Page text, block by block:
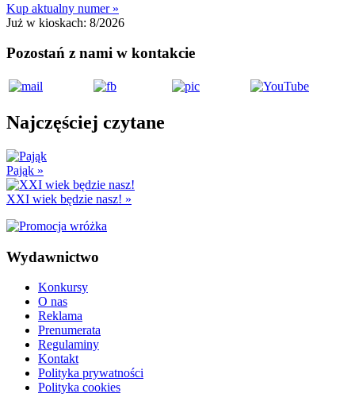
Kup aktualny numer »
Już w kioskach: 8/2026
Pozostań z nami w kontakcie
Najczęściej czytane
Pająk »
XXI wiek będzie nasz! »
Wydawnictwo
Konkursy
O nas
Reklama
Prenumerata
Regulaminy
Kontakt
Polityka prywatności
Polityka cookies